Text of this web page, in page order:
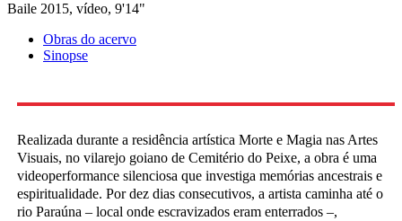
Baile 2015, vídeo, 9'14"
Obras do acervo
Sinopse
Realizada durante a residência artística Morte e Magia nas Artes
Visuais, no vilarejo goiano de Cemitério do Peixe, a obra é uma
videoperformance silenciosa que investiga memórias ancestrais e
espiritualidade. Por dez dias consecutivos, a artista caminha até o
rio Paraúna – local onde escravizados eram enterrados –,